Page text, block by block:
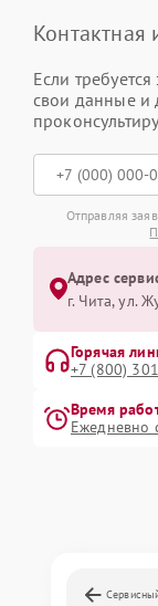
Если требуется
свои данные и
Отправляя
Адрес
г. Чита, ул.
Горячая
+7 (800)
Время
Ежедневно